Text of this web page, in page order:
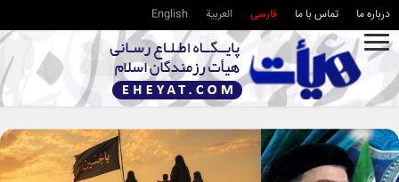
درباره ما تماس با ما فارسی العربية English